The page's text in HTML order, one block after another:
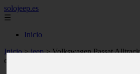
solojeep.es
☰
Inicio
Inicio > jeep >Volkswagen Passat
oficialmente en el Salón de Tokio